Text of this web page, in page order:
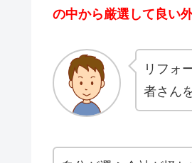
の中から厳選して良い
リフォ
者さん